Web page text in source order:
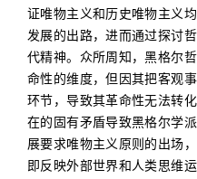
证唯物主义和历史唯物主义
发展的出路，进而通过探讨
代精神。众所周知，黑格尔
命性的维度，但因其把客观
环节，导致其革命性无法转
在的固有矛盾导致黑格尔学
展要求唯物主义原则的出场
即反映外部世界和人类思维